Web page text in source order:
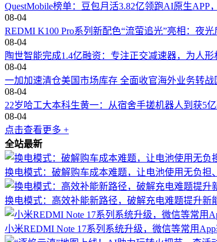
QuestMobile榜单：豆包月活3.82亿领跑AI原生APP
08-04
REDMI K100 Pro系列新配色“流萤追光”亮相：夜
08-04
陶世智能完成1.4亿融资：专注正交减速器，为人
08-04
一加加速清仓美国市场库存 全面收官海外业务转战
08-04
22岁哈工大本科生黄一：从宿舍手搓机器人到获5
08-04
点击查看更多 +
全站最新
换电模式：破解购车成本难题，让电池使用无负担
换电模式：高效补能新路径，破解充电难题提升新
小米REDMI Note 17系列系统升级，微信等常用